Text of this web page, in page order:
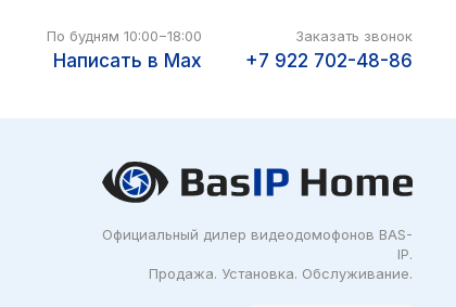
По будням 10:00−18:00
Написать в Max
Заказать звонок
+7 922 702-48-86
Официальный дилер видеодомофонов BAS-
IP.
Продажа. Установка. Обслуживание.